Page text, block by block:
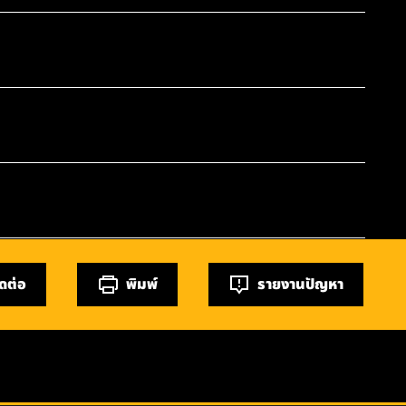
ต่อ พิมพ์ รายงานปัญหา